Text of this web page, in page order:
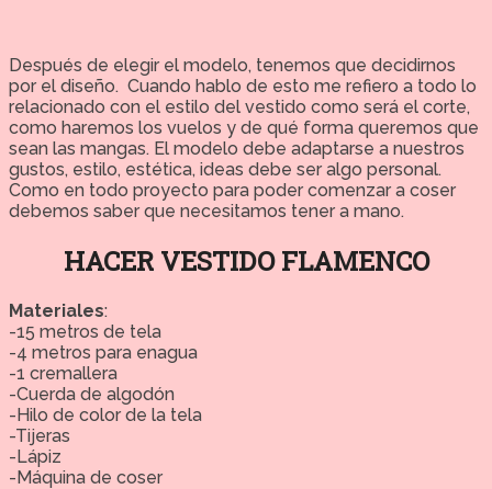
Después de elegir el modelo, tenemos que decidirnos
por el diseño. Cuando hablo de esto me refiero a todo lo
relacionado con el estilo del vestido como será el corte,
como haremos los vuelos y de qué forma queremos que
sean las mangas. El modelo debe adaptarse a nuestros
gustos, estilo, estética, ideas debe ser algo personal.
Como en todo proyecto para poder comenzar a coser
debemos saber que necesitamos tener a mano.
HACER VESTIDO FLAMENCO
Materiales:
-15 metros de tela
-4 metros para enagua
-1 cremallera
-Cuerda de algodón
-Hilo de color de la tela
-Tijeras
-Lápiz
-Máquina de coser